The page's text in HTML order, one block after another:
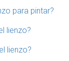
para pintar?
lienzo?
lienzo?